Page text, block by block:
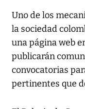
Uno de los
la sociedad
una página web
publicarán
convocatorias
pertinentes que